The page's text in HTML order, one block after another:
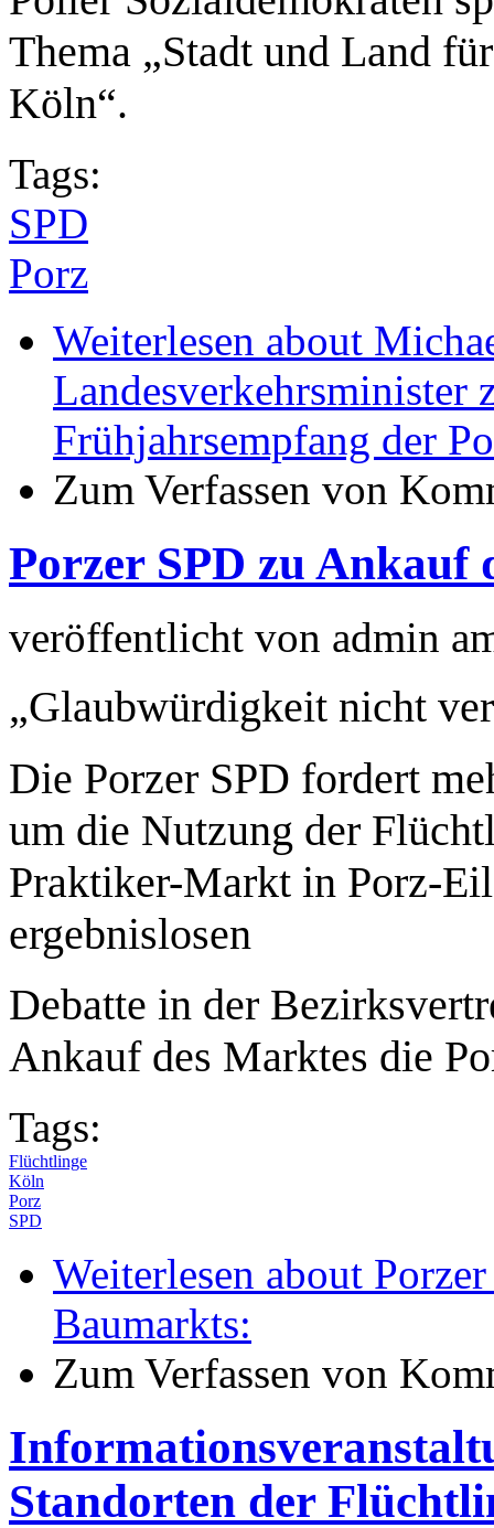
Thema „Stadt und Land
Köln“.
Tags:
SPD
Porz
Weiterlesen about
Landesverkehrsminister
Frühjahrsempfang der
Zum Verfassen von
Porzer SPD zu Ankauf
veröffentlicht von admin
„Glaubwürdigkeit nicht
Die Porzer SPD fordert
um die Nutzung der
Praktiker-Markt in Porz-
ergebnislosen
Debatte in der
Ankauf des Marktes die
Tags:
Flüchtlinge
Köln
Porz
SPD
Weiterlesen about
Baumarkts:
Zum Verfassen von
Standorten der